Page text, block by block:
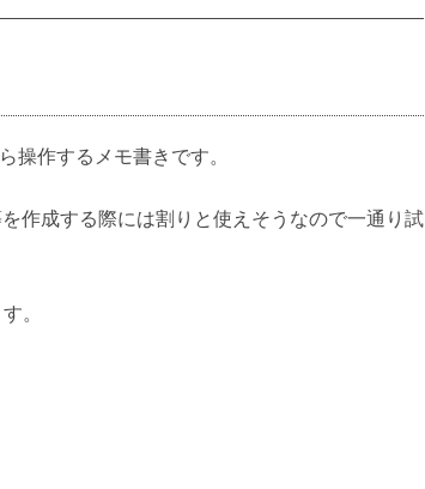
操作するメモ書きです。
作成する際には割りと使えそうなので一通り試
。